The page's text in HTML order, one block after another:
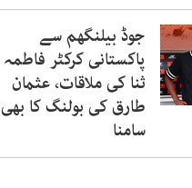
جوڈ بیلنگھم سے
پاکستانی کرکٹر فاطمہ
ثنا کی ملاقات، عثمان
طارق کی بولنگ کا بھی
سامنا